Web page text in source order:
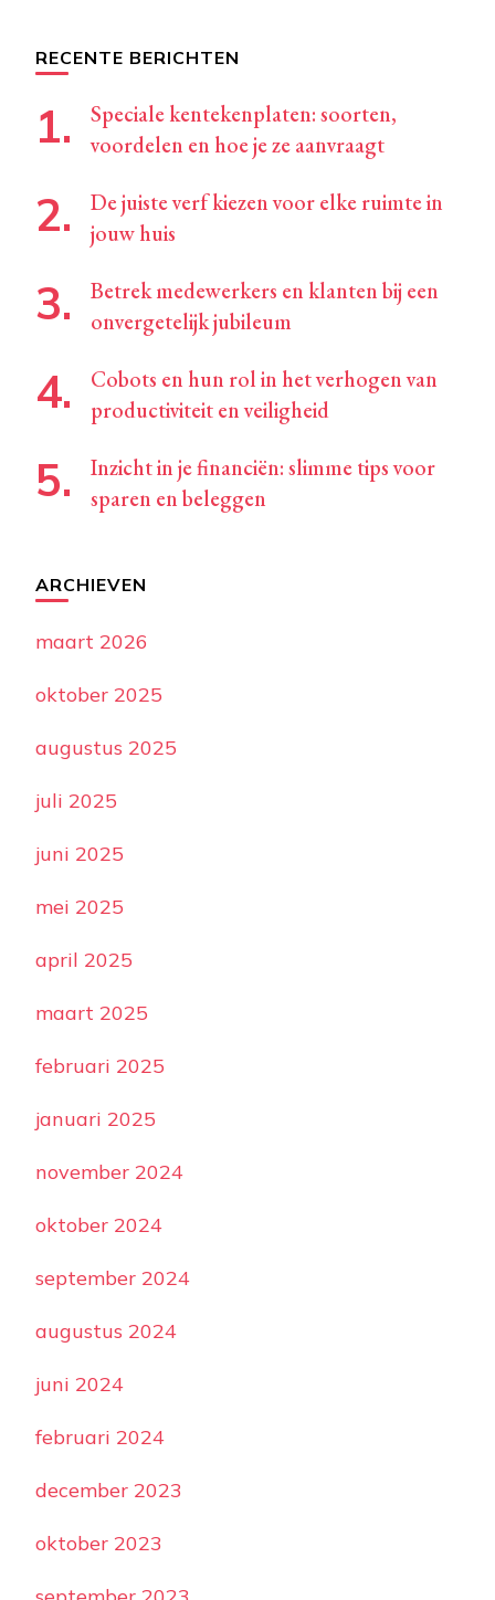
RECENTE BERICHTEN
Speciale kentekenplaten: soorten,
voordelen en hoe je ze aanvraagt
De juiste verf kiezen voor elke ruimte in
jouw huis
Betrek medewerkers en klanten bij een
onvergetelijk jubileum
Cobots en hun rol in het verhogen van
productiviteit en veiligheid
Inzicht in je financiën: slimme tips voor
sparen en beleggen
ARCHIEVEN
maart 2026
oktober 2025
augustus 2025
juli 2025
juni 2025
mei 2025
april 2025
maart 2025
februari 2025
januari 2025
november 2024
oktober 2024
september 2024
augustus 2024
juni 2024
februari 2024
december 2023
oktober 2023